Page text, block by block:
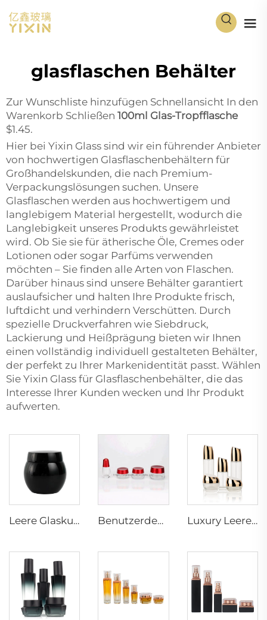
glasflaschen Behälter
Zur Wunschliste hinzufügen Schnellansicht In den
Warenkorb Schließen 100ml Glas-Tropfflasche
$1.45.
Hier bei Yixin Glass sind wir ein führender Anbieter
von hochwertigen Glasflaschenbehältern für
Großhandelskunden, die nach Premium-
Verpackungslösungen suchen. Unsere
Glasflaschen werden aus hochwertigem und
langlebigem Material hergestellt, wodurch die
Langlebigkeit unseres Produkts gewährleistet
wird. Ob Sie sie für ätherische Öle, Cremes oder
Lotionen oder sogar Parfüms verwenden
möchten – Sie finden alle Arten von Flaschen.
Darüber hinaus sind unsere Behälter garantiert
auslaufsicher und halten Ihre Produkte frisch,
luftdicht und verhindern Verschütten. Durch
spezielle Druckverfahren wie Siebdruck,
Lackierung und Heißprägung bieten wir Ihnen
einen vollständig individuell gestalteten Behälter,
der perfekt zu Ihrer Markenidentität passt. Wählen
Sie Yixin Glass für Glasflaschenbehälter, die das
Interesse Ihrer Kunden wecken und Ihr Produkt
aufwerten.
Leere Glaskugelform-Flasche 30g 50g Kosmetikambre-Dosenverpackungsbehälter für Körper Gesicht Augencreme Heißstempelnschirm Benutzerdefinierter Glasbehälter für Körperscrub, Hautpflegekosmetikverpackung mit rotem Deckel 15g 30g 50g 80g Luxury Leere Kosmetikverpackung Glasflaschen Set 60ml 100ml 120ml Lotion Serum Glasflaschen Gesichtscreme Dosen Set